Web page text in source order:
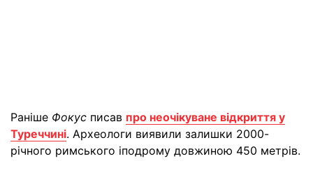
Раніше Фокус писав про неочікуване відкриття у
Туреччині. Археологи виявили залишки 2000-
річного римського іподрому довжиною 450 метрів.